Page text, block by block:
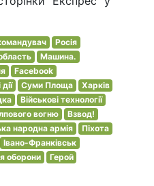
Росія
Машина.
Facebook
Суми Площа
Харків
Військові технології
вогню
Взвод!
народна армія
Піхота
Івано-Франківськ
оборони Герой